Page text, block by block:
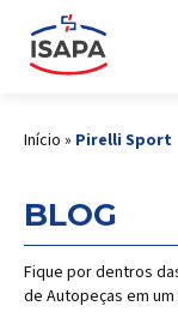
Início » Pirelli Sport
BLOG
Fique por dentros
de Autopeças em um